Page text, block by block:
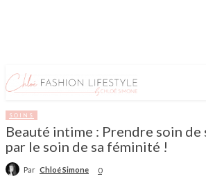
SOINS
Beauté intime : Prendre soin de
par le soin de sa féminité !
Par Chloé Simone 0